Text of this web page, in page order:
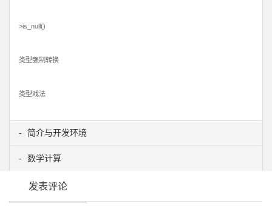
>is_null()
类型强制转换
类型戏法
简介与开发环境
数学计算
发表评论